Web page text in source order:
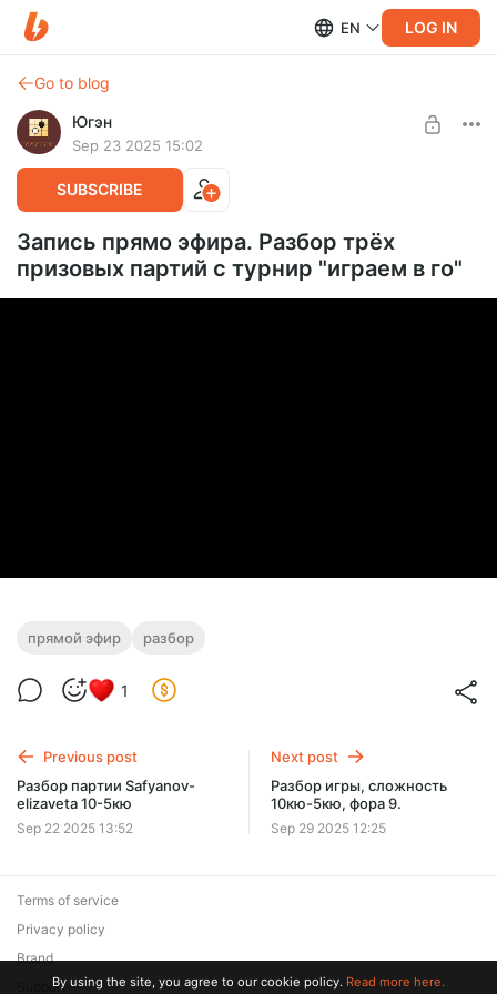
EN LOG IN
Go to blog
Югэн
Sep 23 2025 15:02
SUBSCRIBE
Запись прямо эфира. Разбор трёх
призовых партий с турнир "играем в го"
прямой эфир разбор
1
Previous post
Разбор партии Safyanov-
elizaveta 10-5кю
Sep 22 2025 13:52
Next post
Разбор игры, сложность
10кю-5кю, фора 9.
Sep 29 2025 12:25
Terms of service
Privacy policy
Brand
SupportBy using the site, you agree to our cookie policy. Read more here.